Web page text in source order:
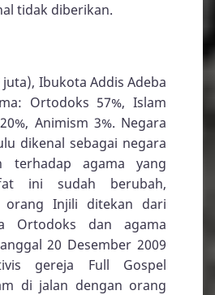
tidak diberikan.
juta), Ibukota Addis Adeba
Ortodoks 57%, Islam
Animism 3%. Negara
dikenal sebagai negara
terhadap agama yang
ini sudah berubah,
orang Injili ditekan dari
Ortodoks dan agama
20 Desember 2009
gereja Full Gospel
di jalan dengan orang